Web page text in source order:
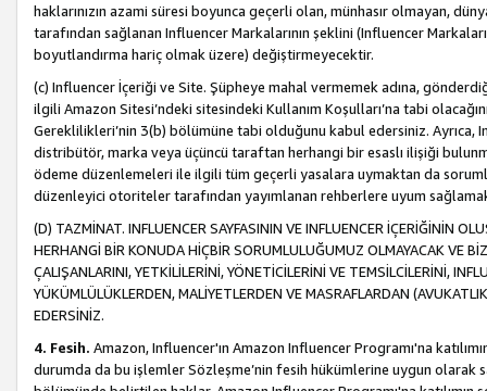
haklarınızın azami süresi boyunca geçerli olan, münhasır olmayan,
tarafından sağlanan Influencer Markalarının şeklini (Influencer
boyutlandırma hariç olmak üzere) değiştirmeyecektir.
(c) Influencer İçeriği ve Site. Şüpheye mahal vermemek adına,
ilgili Amazon Sitesi’ndeki sitesindeki Kullanım Koşulları’na tabi
Gereklilikleri’nin 3(b) bölümüne tabi olduğunu kabul edersiniz. Ayrıca,
distribütör, marka veya üçüncü taraftan herhangi bir esaslı ilişiği
ödeme düzenlemeleri ile ilgili tüm geçerli yasalara uymaktan da
düzenleyici otoriteler tarafından yayımlanan rehberlere uyum
(D) TAZMİNAT. INFLUENCER SAYFASININ VE INFLUENCER İÇERİĞİNİN
HERHANGİ BİR KONUDA HİÇBİR SORUMLULUĞUMUZ OLMAYACAK VE
ÇALIŞANLARINI, YETKİLİLERİNİ, YÖNETİCİLERİNİ VE TEMSİLCİLERİNİ,
YÜKÜMLÜLÜKLERDEN, MALİYETLERDEN VE MASRAFLARDAN
EDERSİNİZ.
4. Fesih. Amazon, Influencer'ın Amazon Influencer Programı'na
durumda da bu işlemler Sözleşme’nin fesih hükümlerine uygun olarak